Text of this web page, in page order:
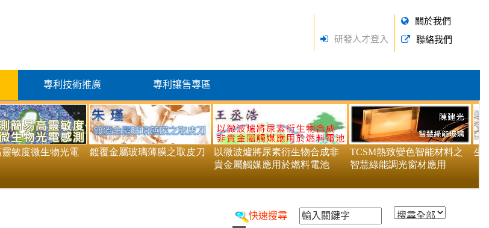
研發人才登入
關於我們
聯絡我們
專利技術推廣 專利讓售專區
快速搜尋